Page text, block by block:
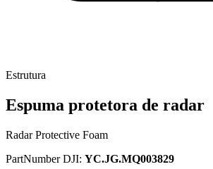
Estrutura
Espuma protetora de radar
Radar Protective Foam
PartNumber DJI: YC.JG.MQ003829